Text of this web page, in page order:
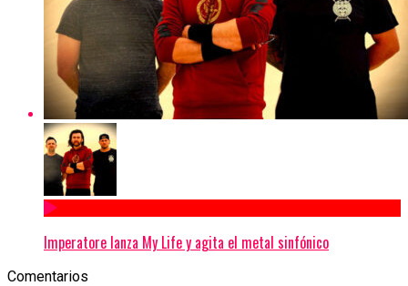
Imperatore lanza My Life y agita el metal sinfónico
Comentarios